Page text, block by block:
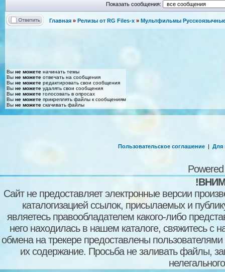
Показать сообщения:
Главная » Релизы от RG Files-x » Мультфильмы
Вы не можете начинать темы
Вы не можете отвечать на сообщения
Вы не можете редактировать свои сообщения
Вы не можете удалять свои сообщения
Вы не можете голосовать в опросах
Вы не можете прикреплять файлы к сообщениям
Вы не можете скачивать файлы
Пользовательское соглашение | Для
Сайт не предоставляет электронные версии
каталогизацией ссылок, присылаемых и
являетесь правообладателем какого-либо
него находилась в нашем каталоге, свяжитесь
обмена на трекере предоставлены пользователями
их содержание. Просьба не заливать файлы,